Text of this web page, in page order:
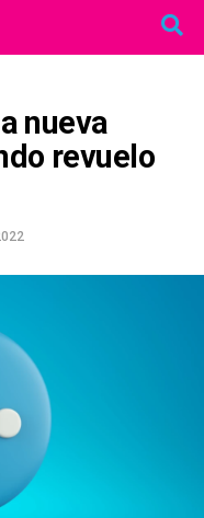
nueva
revuelo